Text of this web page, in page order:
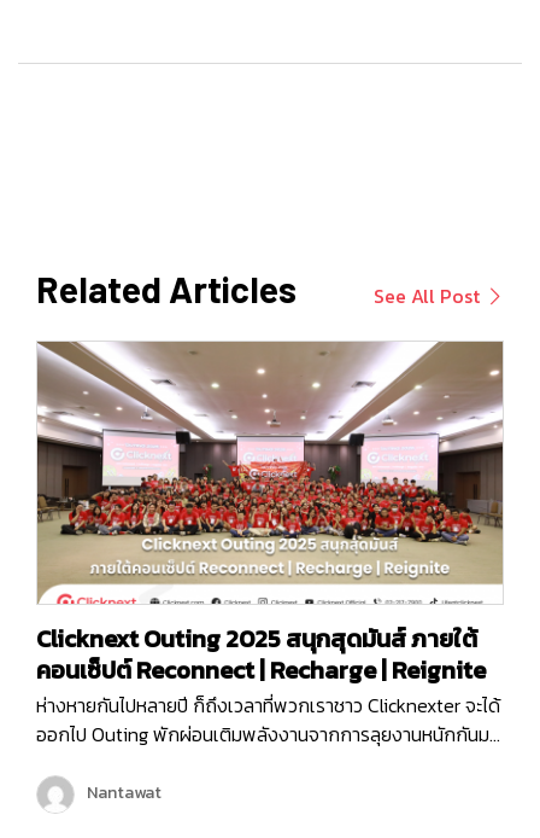
Related Articles See All Post
Clicknext Outing 2025 สนุกสุดมันส์ ภายใต้
คอนเซ็ปต์ Reconnect | Recharge | Reignite
ห่างหายกันไปหลายปี ก็ถึงเวลาที่พวกเราชาว Clicknexter จะได้
ออกไป Outing พักผ่อนเติมพลังงานจากการลุยงานหนักกันมา
พวกเรายังมีกิจกรรมมากมายทั้งช่วงกลางวันและกลางคืน เพื่อ
ให้พนักงานได้กระชับมิตร เติมเต็มพลังงาน จุดไฟแห่งการ
Nantawat